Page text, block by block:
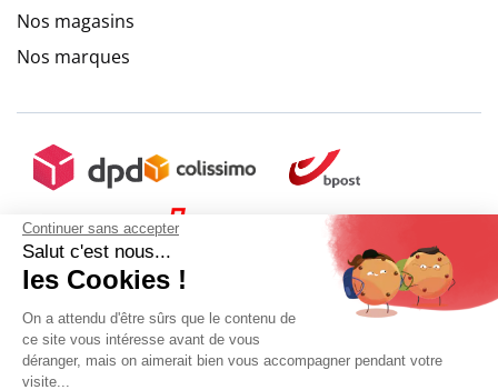
Continuer sans accepter
Salut c'est nous...
les Cookies !
On a attendu d'être sûrs que le contenu de
ce site vous intéresse avant de vous
déranger, mais on aimerait bien vous accompagner pendant votre
visite...
Nos magasins
Nos marques